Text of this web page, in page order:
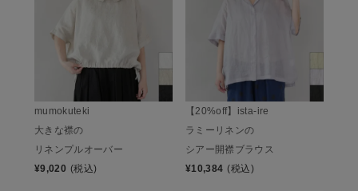
mumokuteki
大きな襟の
リネンプルオーバー
¥9,020 (税込)
【20%off】ista-ire
ラミーリネンの
シアー開襟ブラウス
¥10,384 (税込)